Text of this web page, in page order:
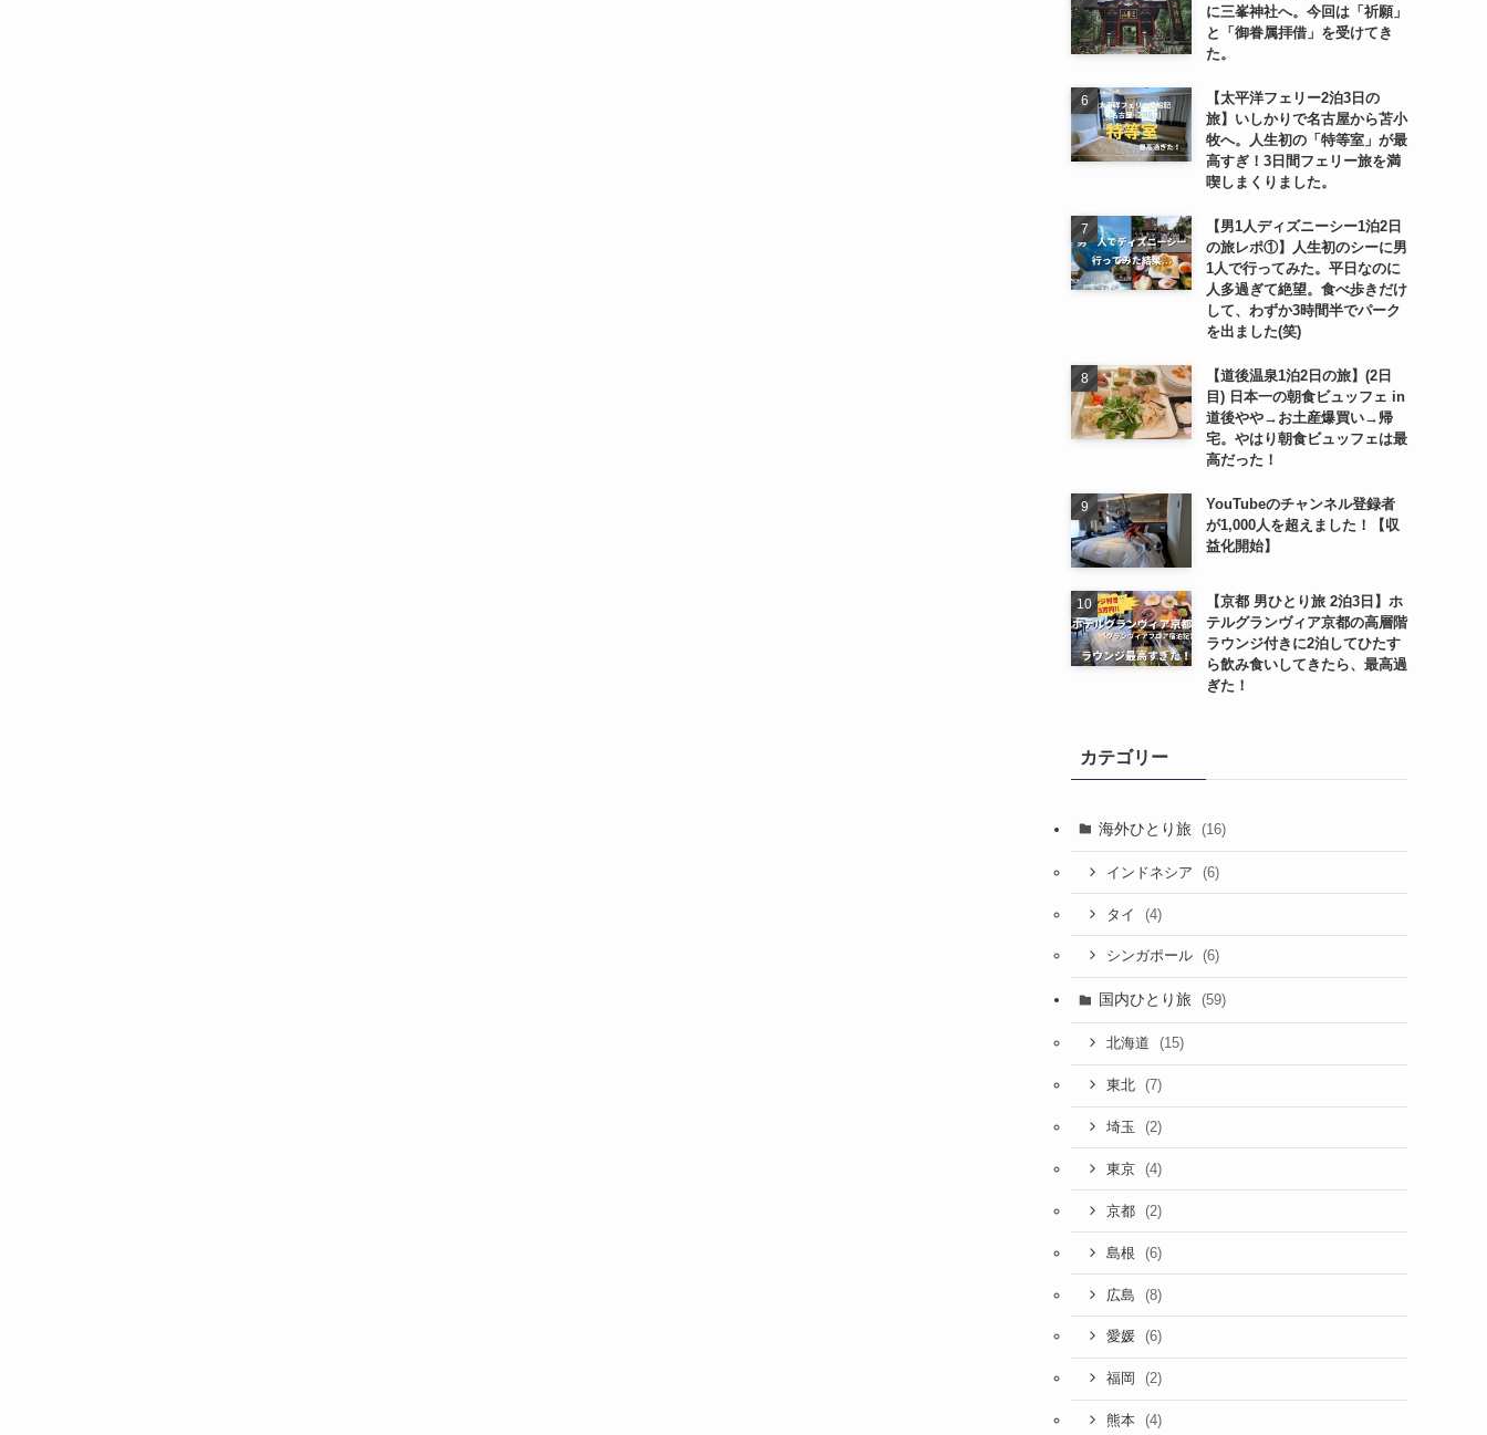
に三峯神社へ。今回は「祈願」
と「御眷属拝借」を受けてき
た。
【太平洋フェリー2泊3日の
旅】いしかりで名古屋から苫小
牧へ。人生初の「特等室」が最
高すぎ！3日間フェリー旅を満
喫しまくりました。
【男1人ディズニーシー1泊2日
の旅レポ①】人生初のシーに男
1人で行ってみた。平日なのに
人多過ぎて絶望。食べ歩きだけ
して、わずか3時間半でパーク
を出ました(笑)
【道後温泉1泊2日の旅】(2日
目) 日本一の朝食ビュッフェ in
道後やや→お土産爆買い→帰
宅。やはり朝食ビュッフェは最
高だった！
YouTubeのチャンネル登録者
が1,000人を超えました！【収
益化開始】
【京都 男ひとり旅 2泊3日】ホ
テルグランヴィア京都の高層階
ラウンジ付きに2泊してひたす
ら飲み食いしてきたら、最高過
ぎた！
カテゴリー
海外ひとり旅 (16)
インドネシア (6)
タイ (4)
シンガポール (6)
国内ひとり旅 (59)
北海道 (15)
東北 (7)
埼玉 (2)
東京 (4)
京都 (2)
島根 (6)
広島 (8)
愛媛 (6)
福岡 (2)
熊本 (4)